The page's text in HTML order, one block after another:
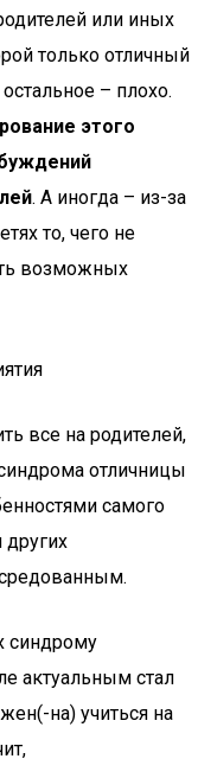
или иных
только отличный
остальное – плохо.
этого
. А иногда – из-за
то, чего не
возможных
все на родителей,
отличницы
самого
других
синдрому
актуальным стал
на) учиться на